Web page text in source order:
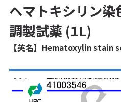
ヘマトキシリン染
調製試薬 (1L)
【英名】Hematoxylin stain